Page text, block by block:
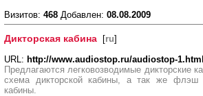
Визитов: 468 Добавлен: 08.08.2009
Дикторская кабина [ru]
URL: http://www.audiostop.ru/audiostop-
Предлагаются легковозводимые дикторские
схема дикторской кабины, а так же флэш
кабины.